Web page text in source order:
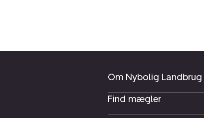
Om Nybolig Landbrug
Find mægler